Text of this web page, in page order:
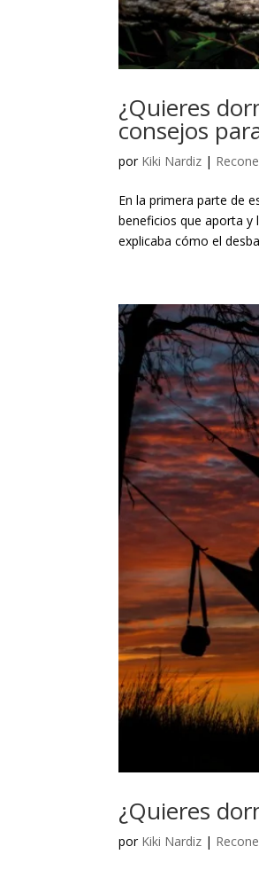
¿Quieres
consejos
por Kiki Nardiz |
En la primera parte de
beneficios que aporta y
explicaba cómo el
¿Quieres
por Kiki Nardiz |